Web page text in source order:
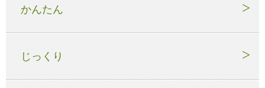
かんたん
じっくり